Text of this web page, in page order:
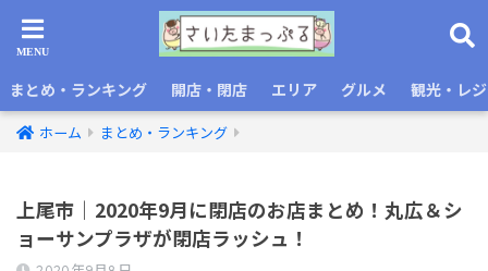
まとめ・ランキング 開店・閉店 エリア グルメ 観光・レ
ホーム まとめ・ランキング
上尾市｜2020年9月に閉店のお店まとめ！丸広＆シ
ョーサンプラザが閉店ラッシュ！